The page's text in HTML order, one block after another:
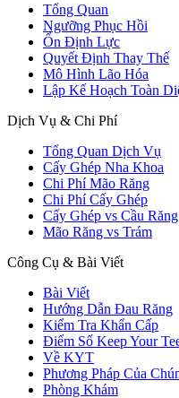
Tổng Quan
Ngưỡng Phục Hồi
Ổn Định Lực
Quyết Định Thay Thế
Mô Hình Lão Hóa
Lập Kế Hoạch Toàn
Dịch Vụ & Chi Phí
Tổng Quan Dịch Vụ
Cấy Ghép Nha Khoa
Chi Phí Mão Răng
Chi Phí Cấy Ghép
Cấy Ghép vs Cầu Răng
Mão Răng vs Trám
Công Cụ & Bài Viết
Bài Viết
Hướng Dẫn Đau Răng
Kiểm Tra Khẩn Cấp
Điểm Số Keep Your
Về KYT
Phương Pháp Của
Phòng Khám